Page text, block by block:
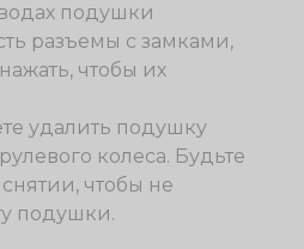
подушки
разъемы с замками,
чтобы их
удалить подушку
колеса. Будьте
чтобы не
подушки.